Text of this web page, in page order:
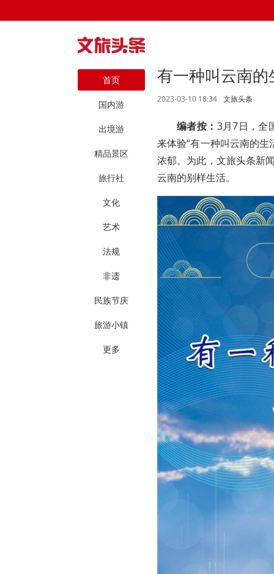
首页
国内游
出境游
精品景区
旅行社
文化
艺术
法规
非遗
民族节庆
旅游小镇
更多
有一种叫云南
2023-03-10 18:34 文旅头条
编者按： 3月7日，全
来体验“有一种叫云南的
浓郁。为此，文旅头条新
云南的别样生活。